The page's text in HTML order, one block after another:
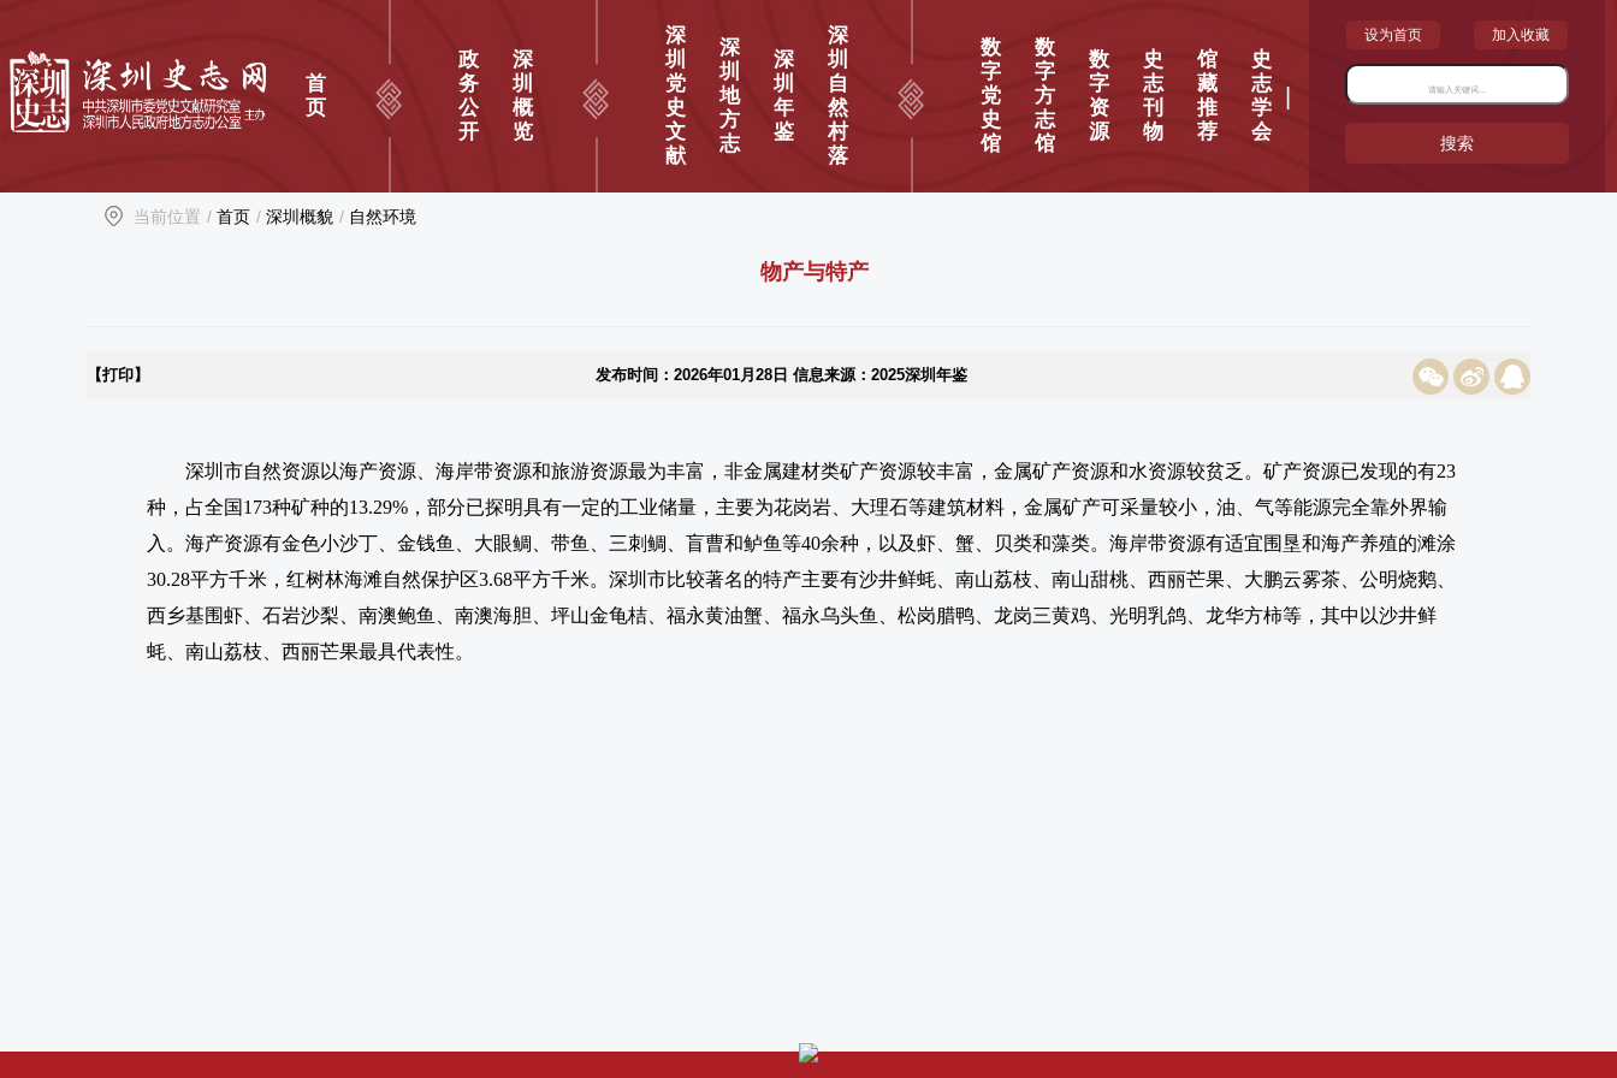
首
页
政
务
公
开
深
圳
概
览
深
圳
党
史
文
献
深
圳
地
方
志
深
圳
年
鉴
深
圳
自
然
村
落
数
字
党
史
馆
数
字
方
志
馆
数
字
资
源
史
志
刊
物
馆
藏
推
荐
史
志
学
会
设为首页 加入收藏
搜索
当前位置 / 首页 / 深圳概貌 / 自然环境
物产与特产
【打印】 发布时间：2026年01月28日 信息来源：2025深圳年鉴
深圳市自然资源以海产资源、海岸带资源和旅游资源最为丰富，非金属建材类矿产资源较丰富，金属矿产资源和水资源较贫乏。矿产资源已发现的有23
种，占全国173种矿种的13.29%，部分已探明具有一定的工业储量，主要为花岗岩、大理石等建筑材料，金属矿产可采量较小，油、气等能源完全靠外界输
入。海产资源有金色小沙丁、金钱鱼、大眼鲷、带鱼、三刺鲷、盲曹和鲈鱼等40余种，以及虾、蟹、贝类和藻类。海岸带资源有适宜围垦和海产养殖的滩涂
30.28平方千米，红树林海滩自然保护区3.68平方千米。深圳市比较著名的特产主要有沙井鲜蚝、南山荔枝、南山甜桃、西丽芒果、大鹏云雾茶、公明烧鹅、
西乡基围虾、石岩沙梨、南澳鲍鱼、南澳海胆、坪山金龟桔、福永黄油蟹、福永乌头鱼、松岗腊鸭、龙岗三黄鸡、光明乳鸽、龙华方柿等，其中以沙井鲜
蚝、南山荔枝、西丽芒果最具代表性。